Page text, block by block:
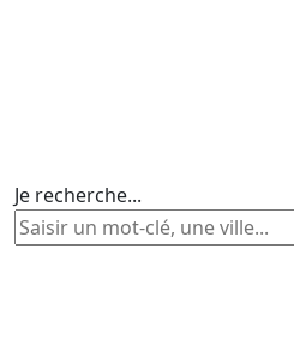
Je recherche...